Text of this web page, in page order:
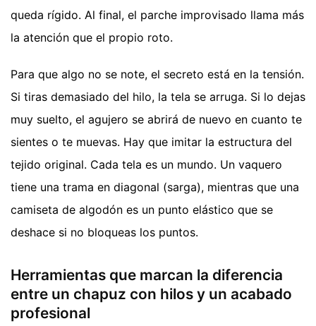
queda rígido. Al final, el parche improvisado llama más
la atención que el propio roto.
Para que algo no se note, el secreto está en la tensión.
Si tiras demasiado del hilo, la tela se arruga. Si lo dejas
muy suelto, el agujero se abrirá de nuevo en cuanto te
sientes o te muevas. Hay que imitar la estructura del
tejido original. Cada tela es un mundo. Un vaquero
tiene una trama en diagonal (sarga), mientras que una
camiseta de algodón es un punto elástico que se
deshace si no bloqueas los puntos.
Herramientas que marcan la diferencia
entre un chapuz con hilos y un acabado
profesional